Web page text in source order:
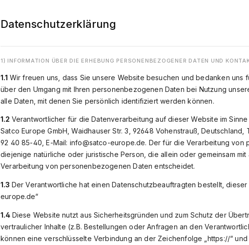
Datenschutzerklärung
1) INFORMATION ÜBER DIE ERHEBUNG PERSONENBEZOGENER DATEN UND
1.1 Wir freuen uns, dass Sie unsere Website besuchen und bedanken uns
über den Umgang mit Ihren personenbezogenen Daten bei Nutzung
alle Daten, mit denen Sie persönlich identifiziert werden können.
1.2 Verantwortlicher für die Datenverarbeitung auf dieser Website im
Satco Europe GmbH, Waidhauser Str. 3, 92648 Vohenstrauß,
92 40 85-40, E-Mail: info@satco-europe.de. Der für die Verarbeitung
diejenige natürliche oder juristische Person, die allein oder gemeinsam
Verarbeitung von personenbezogenen Daten entscheidet.
1.3 Der Verantwortliche hat einen Datenschutzbeauftragten bestellt,
europe.de“
1.4 Diese Website nutzt aus Sicherheitsgründen und zum Schutz der
vertraulicher Inhalte (z.B. Bestellungen oder Anfragen an den
können eine verschlüsselte Verbindung an der Zeichenfolge „https://“